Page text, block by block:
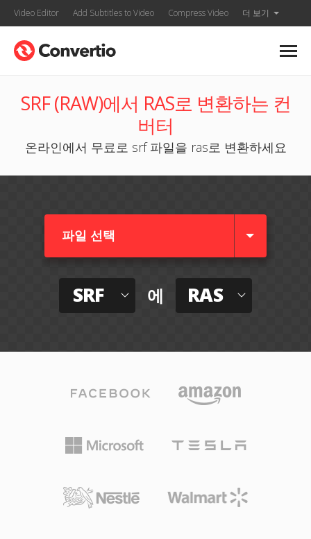
Video Editor Add Subtitles to Video Compress Video 더 보기
SRF (RAW)에서 RAS로 변환하는 컨
버터
온라인에서 무료로 srf 파일을 ras로 변환하세요
파일 선택
SRF 에 RAS